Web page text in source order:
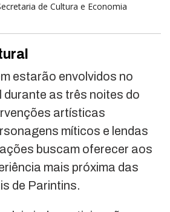
de Cultura e Economia
estarão envolvidos no
durante as três noites do
artísticas
míticos e lendas
buscam oferecer aos
mais próxima das
de Parintins.